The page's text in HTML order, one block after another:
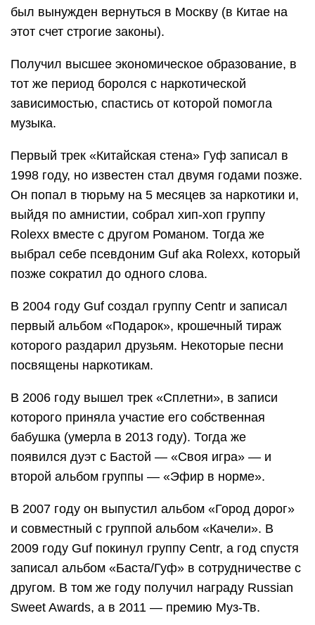
был вынужден вернуться в Москву (в Китае на
этот счет строгие законы).
Получил высшее экономическое образование, в
тот же период боролся с наркотической
зависимостью, спастись от которой помогла
музыка.
Первый трек «Китайская стена» Гуф записал в
1998 году, но известен стал двумя годами позже.
Он попал в тюрьму на 5 месяцев за наркотики и,
выйдя по амнистии, собрал хип-хоп группу
Rolexx вместе с другом Романом. Тогда же
выбрал себе псевдоним Guf aka Rolexx, который
позже сократил до одного слова.
В 2004 году Guf создал группу Centr и записал
первый альбом «Подарок», крошечный тираж
которого раздарил друзьям. Некоторые песни
посвящены наркотикам.
В 2006 году вышел трек «Сплетни», в записи
которого приняла участие его собственная
бабушка (умерла в 2013 году). Тогда же
появился дуэт с Бастой — «Своя игра» — и
второй альбом группы — «Эфир в норме».
В 2007 году он выпустил альбом «Город дорог»
и совместный с группой альбом «Качели». В
2009 году Guf покинул группу Centr, а год спустя
записал альбом «Баста/Гуф» в сотрудничестве с
другом. В том же году получил награду Russian
Sweet Awards, а в 2011 — премию Муз-Тв.